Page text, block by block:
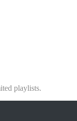
playlists.